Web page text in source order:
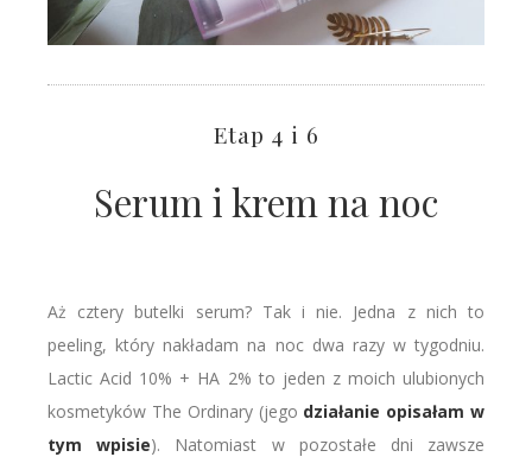
Etap 4 i 6
Serum i krem na noc
Aż cztery butelki serum? Tak i nie. Jedna z nich to
peeling, który nakładam na noc dwa razy w tygodniu.
Lactic Acid 10% + HA 2% to jeden z moich ulubionych
kosmetyków The Ordinary (jego działanie opisałam w
tym wpisie). Natomiast w pozostałe dni zawsze